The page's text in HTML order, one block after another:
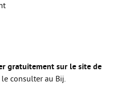
gratuitement sur le site de
consulter au Bij.